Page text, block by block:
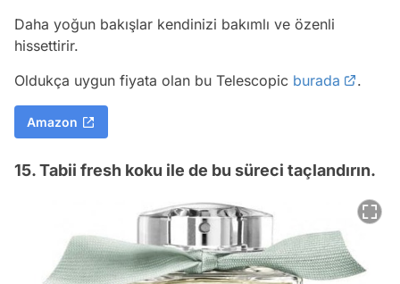
Daha yoğun bakışlar kendinizi bakımlı ve özenli
hissettirir.
Oldukça uygun fiyata olan bu Telescopic burada .
Amazon
15. Tabii fresh koku ile de bu süreci taçlandırın.